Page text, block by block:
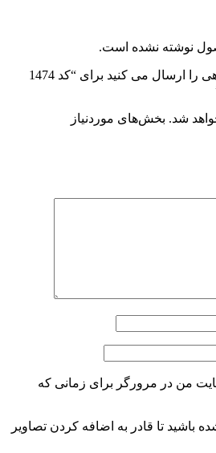
نوشته نشده است.
اولین نفری باشید که دیدگاهی را ارسال می کنید برای “کد 1474
شد. بخش‌های موردنیاز
من در مرورگر برای زمانی که
باشید تا قادر به اضافه کردن تصاویر